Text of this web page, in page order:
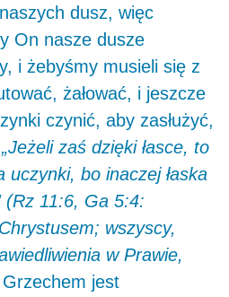
dusz, więc
On nasze dusze
i żebyśmy musieli się z
żałować, i jeszcze
czynić, aby zasłużyć,
„Jeżeli zaś dzięki łasce, to
uczynki, bo inaczej łaska
(Rz 11:6, Ga 5:4:
wszyscy,
w Prawie,
Grzechem jest